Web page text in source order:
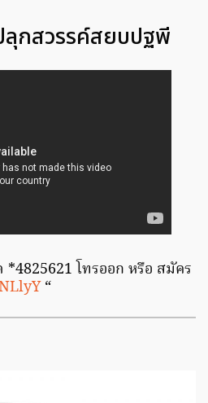
กสวรรค์สยบปฐพี
โทรออก หรือ สมัคร
“